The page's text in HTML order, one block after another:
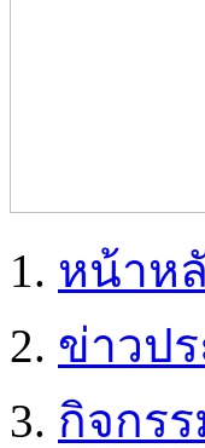
หน้าห
ข่าวป
กิจกร